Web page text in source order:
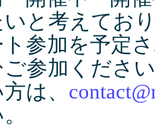
いと考えてお
ト参加を予定
ご参加くださ
は、